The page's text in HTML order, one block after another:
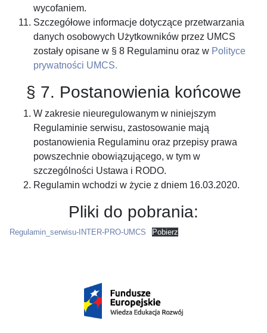
wycofaniem.
Szczegółowe informacje dotyczące przetwarzania
danych osobowych Użytkowników przez UMCS
zostały opisane w § 8 Regulaminu oraz w Polityce
prywatności UMCS.
§ 7. Postanowienia końcowe
W zakresie nieuregulowanym w niniejszym
Regulaminie serwisu, zastosowanie mają
postanowienia Regulaminu oraz przepisy prawa
powszechnie obowiązującego, w tym w
szczególności Ustawa i RODO.
Regulamin wchodzi w życie z dniem 16.03.2020.
Pliki do pobrania:
Regulamin_serwisu-INTER-PRO-UMCS Pobierz